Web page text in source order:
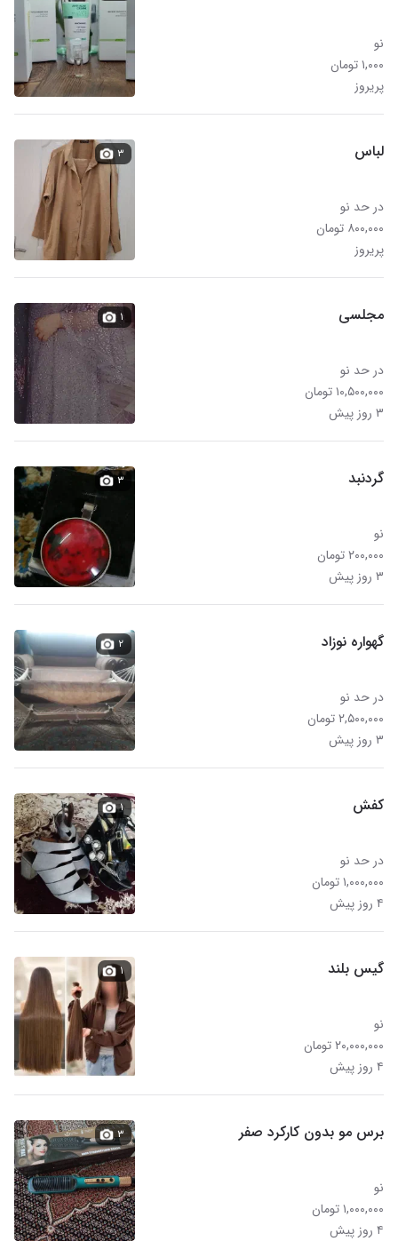
نو
۱,۰۰۰ تومان
پریروز
لباس
در حد نو
۸۰۰,۰۰۰ تومان
پریروز
۳
مجلسی
در حد نو
۱۰,۵۰۰,۰۰۰ تومان
۳ روز پیش
۱
گردنبد
نو
۲۰۰,۰۰۰ تومان
۳ روز پیش
۳
گهواره نوزاد
در حد نو
۲,۵۰۰,۰۰۰ تومان
۳ روز پیش
۲
کفش
در حد نو
۱,۰۰۰,۰۰۰ تومان
۴ روز پیش
۱
گیس بلند
نو
۲۰,۰۰۰,۰۰۰ تومان
۴ روز پیش
۱
برس مو بدون کارکرد صفر
نو
۱,۰۰۰,۰۰۰ تومان
۴ روز پیش
۳